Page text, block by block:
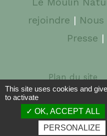
rejoindre |
Presse |
Plan du site
© 2026 Le Moulin
Webdesign
This site uses cookies and
to activate
OK, ACCEPT ALL
PERSONALIZE